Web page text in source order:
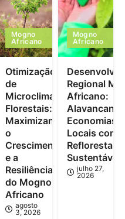
Mogno
Africano
Otimização
de
Microclimas
Florestais:
Maximizando
o
Crescimento
e a
Resiliência
do Mogno
Africano
agosto
3, 2026
Mogno
Africano
Regional
Africano:
Economias
Locais com
Sustentável
julho 27,
2026